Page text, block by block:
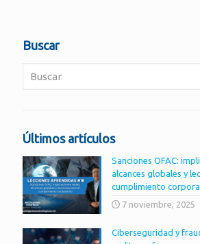
Buscar
Últimos artículos
Sanciones OFAC:
alcances globales y
cumplimiento
7 noviembre, 2025
Ciberseguridad y